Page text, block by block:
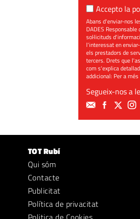
Accepto la
Abans d'enviar-nos
DADES
sol·licituds
l'interessat en
els prestadors de
tercers. Drets que
com s'explica
addicional: Per a
Segueix-nos a
TOT Rubí
Qui sóm
Contacte
Publicitat
Política de privacitat